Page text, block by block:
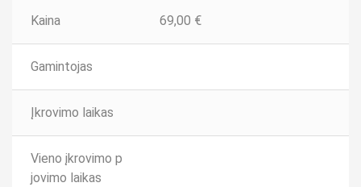
Kaina 69,00 €
Gamintojas
Įkrovimo laikas
Vieno įkrovimo p
jovimo laikas